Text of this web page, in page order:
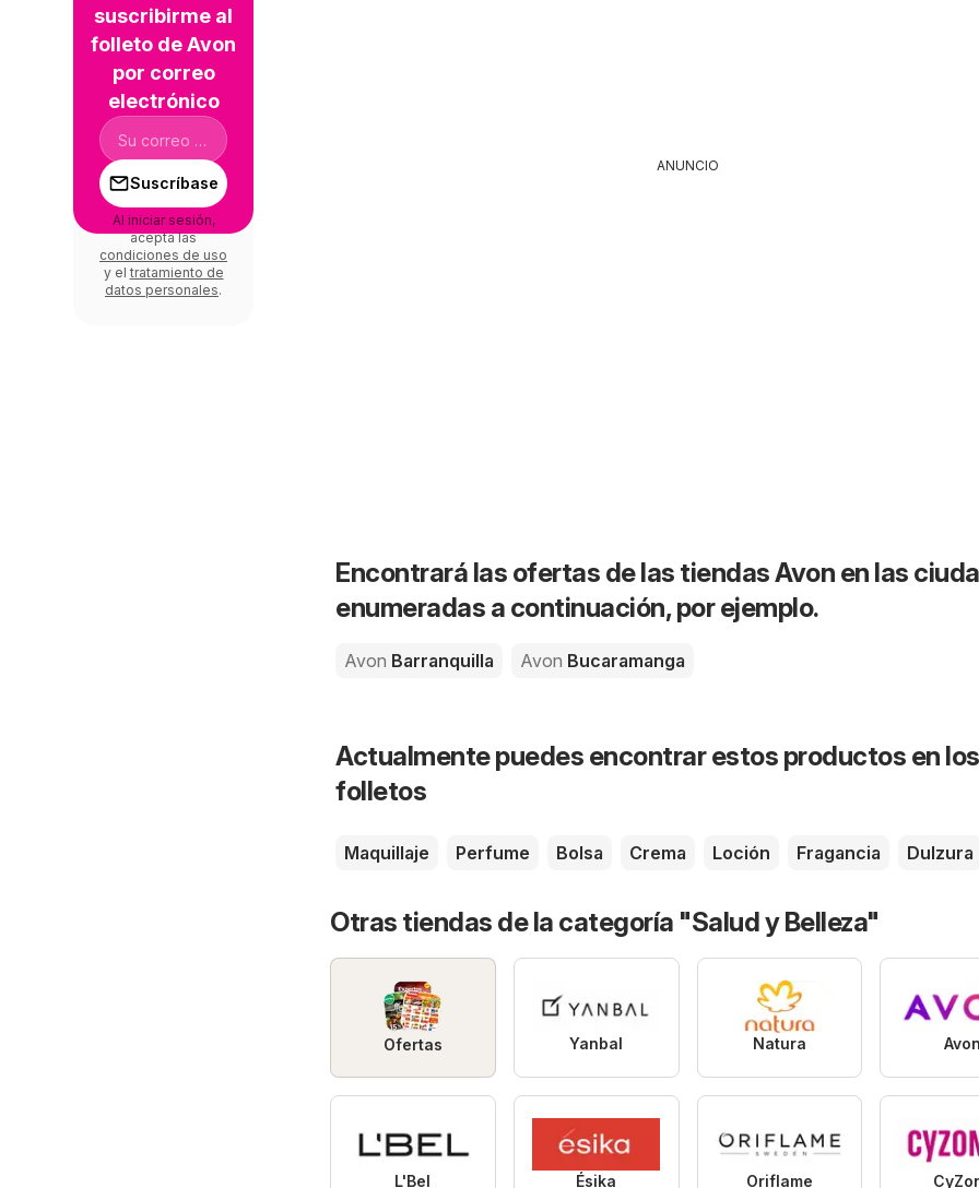
ANUNCIO
Encontrará las ofertas de las tiendas Avon en las
enumeradas a continuación, por ejemplo.
Avon Barranquilla Avon Bucaramanga
Actualmente puedes encontrar estos productos en los
folletos
Maquillaje Perfume Bolsa Crema Loción Fragancia Dulzura
Otras tiendas de la categoría "Salud y Belleza"
Ofertas Yanbal Natura
L'Bel Ésika Oriflame
suscribirme al
folleto de Avon
por correo
electrónico
Suscríbase
Al iniciar sesión,
acepta las
condiciones de uso
y el tratamiento de
datos personales.